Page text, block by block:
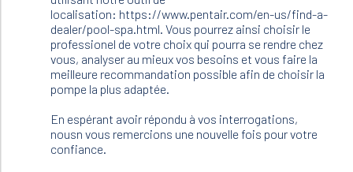
localisation: https://www.pentair.com/en-us/find-a-
dealer/pool-spa.html. Vous pourrez ainsi choisir le
professionel de votre choix qui pourra se rendre chez
vous, analyser au mieux vos besoins et vous faire la
meilleure recommandation possible afin de choisir la
pompe la plus adaptée.
En espérant avoir répondu à vos interrogations,
nousn vous remercions une nouvelle fois pour votre
confiance.